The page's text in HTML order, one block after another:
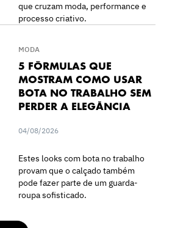
que cruzam moda, performance e
processo criativo.
MODA
5 FÓRMULAS QUE
MOSTRAM COMO USAR
BOTA NO TRABALHO SEM
PERDER A ELEGÂNCIA
04/08/2026
Estes looks com bota no trabalho
provam que o calçado também
pode fazer parte de um guarda-
roupa sofisticado.